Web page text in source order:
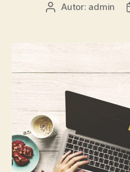
AutorAutor: admin